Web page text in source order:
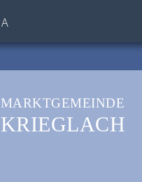
A
MARKTGEMEINDE
KRIEGLACH